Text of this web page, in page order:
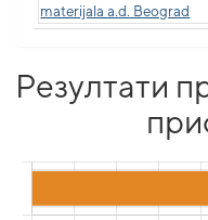
materijala a.d. Beograd
Резултати